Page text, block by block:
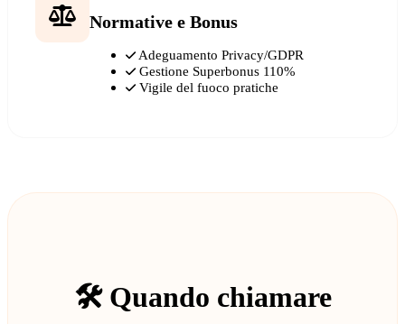
Normative e Bonus
Adeguamento Privacy/GDPR
Gestione Superbonus 110%
Vigile del fuoco pratiche
🛠️ Quando chiamare